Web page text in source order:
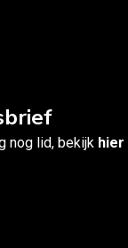
nog lid, bekijk hier